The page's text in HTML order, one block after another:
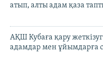
атып, алты адам қаза
АҚШ Кубаға қару
адамдар мен ұйымдарға